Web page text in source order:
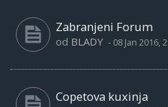
Zabranjeni Forum
od BLADY - 08 Jan 2016,
Copetova kuxinja